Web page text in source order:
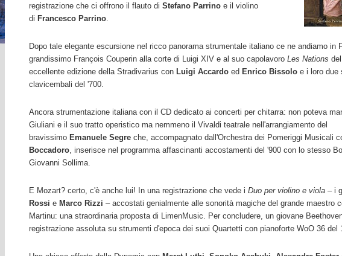
registrazione che ci offrono il flauto di Stefano Parrino e il violino
di Francesco Parrino.
Dopo tale elegante escursione nel ricco panorama strumentale italiano ce ne andiamo in
grandissimo François Couperin alla corte di Luigi XIV e al suo capolavoro Les Nations
eccellente edizione della Stradivarius con Luigi Accardo ed Enrico Bissolo e i loro due
clavicembali del '700.
Ancora strumentazione italiana con il CD dedicato ai concerti per chitarra: non poteva
Giuliani e il suo tratto operistico ma nemmeno il Vivaldi teatrale nell'arrangiamento del
bravissimo Emanuele Segre che, accompagnato dall'Orchestra dei Pomeriggi Musicali
Boccadoro, inserisce nel programma affascinanti accostamenti del '900 con lo stesso
Giovanni Sollima.
E Mozart? certo, c'è anche lui! In una registrazione che vede i Duo per violino e viola – i
Rossi e Marco Rizzi – accostati genialmente alle sonorità magiche del grande maestro
Martinu: una straordinaria proposta di LimenMusic. Per concludere, un giovane
registrazione assoluta su strumenti d'epoca dei suoi Quartetti con pianoforte WoO 36 del